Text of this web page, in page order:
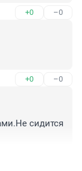
+0 –0
+0 –0
сидится